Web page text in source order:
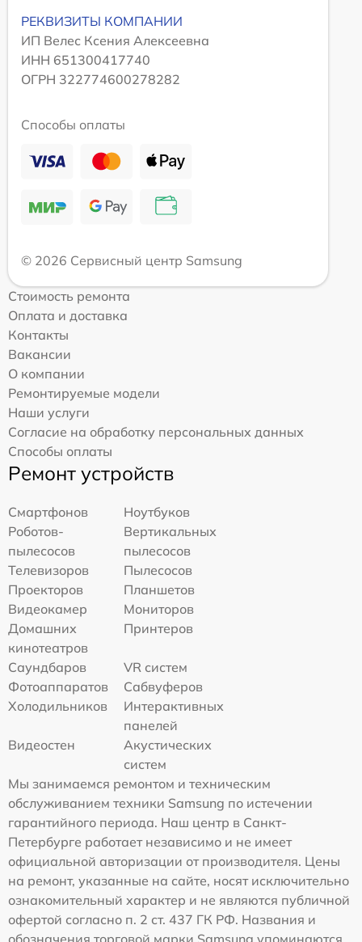
РЕКВИЗИТЫ КОМПАНИИ
ИП Велес Ксения Алексеевна
ИНН 651300417740
ОГРН 322774600278282
Способы оплаты
© 2026 Сервисный центр Samsung
Стоимость ремонта
Оплата и доставка
Контакты
Вакансии
О компании
Ремонтируемые модели
Наши услуги
Согласие на обработку персональных данных
Способы оплаты
Ремонт устройств
Смартфонов
Ноутбуков
Роботов-
пылесосов
Вертикальных
пылесосов
Телевизоров
Пылесосов
Проекторов
Планшетов
Видеокамер
Мониторов
Домашних
кинотеатров
Принтеров
Саундбаров
VR систем
Фотоаппаратов
Сабвуферов
Холодильников
Интерактивных
панелей
Видеостен
Акустических
систем
Мы занимаемся ремонтом и техническим
обслуживанием техники Samsung по истечении
гарантийного периода. Наш центр в Санкт-
Петербурге работает независимо и не имеет
официальной авторизации от производителя. Цены
на ремонт, указанные на сайте, носят исключительно
ознакомительный характер и не являются публичной
офертой согласно п. 2 ст. 437 ГК РФ. Названия и